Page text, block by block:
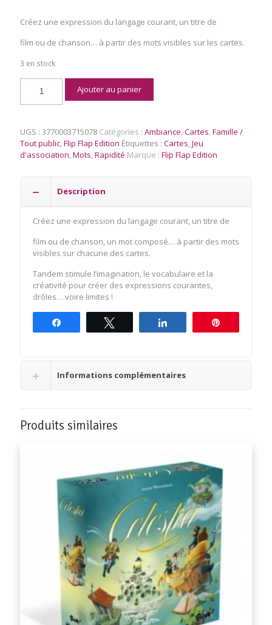
Créez une expression du langage courant, un titre de
film ou de chanson… à partir des mots visibles sur les cartes.
3 en stock
Tandem
Ajouter au panier
UGS : 3770003715078 Catégories : Ambiance Cartes Famille /
Tout public Flip Flap Edition Étiquettes : Cartes Jeu
d'association Mots Rapidité Marque : Flip Flap Edition
Description
Créez une expression du langage courant, un titre de
film ou de chanson, un mot composé… à partir des mots
visibles sur chacune des cartes.
Tandem stimule l’imagination, le vocabulaire et la
créativité pour créer des expressions courantes,
drôles… voire limites !
Informations complémentaires
Produits similaires